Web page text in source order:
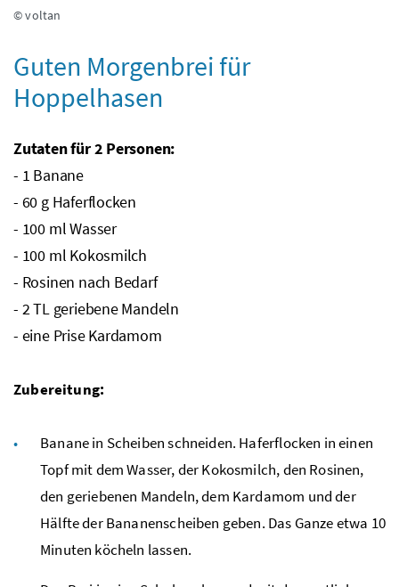
© voltan
Guten Morgenbrei für
Hoppelhasen
Zutaten für 2 Personen:
- 1 Banane
- 60 gHaferflocken
- 100 mlWasser
- 100 ml Kokosmilch
- Rosinen nach Bedarf
- 2TLgeriebene Mandeln
- eine Prise Kardamom
Zubereitung:
Banane in Scheiben schneiden. Haferflocken in einen
Topf mit dem Wasser, der Kokosmilch, den Rosinen,
den geriebenen Mandeln, dem Kardamom und der
Hälfte der Bananenscheiben geben. Das Ganze etwa 10
Minuten köcheln lassen.